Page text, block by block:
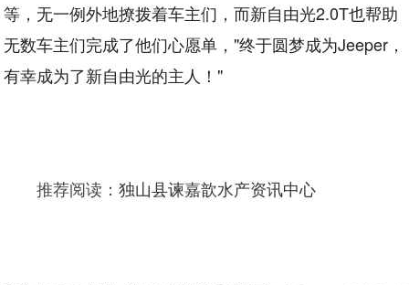
等，无一例外地撩拨着车主们，而新自由光2.0T也帮助
无数车主们完成了他们心愿单，"终于圆梦成为Jeeper，
有幸成为了新自由光的主人！"
推荐阅读：独山县谏嘉歆水产资讯中心